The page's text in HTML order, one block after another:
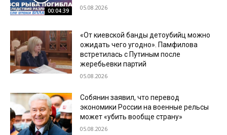
00:04:39 05.08.2026
«От киевской банды детоубийц можно
ожидать чего угодно». Памфилова
встретилась с Путиным после
жеребьевки партий
05.08.2026
Собянин заявил, что перевод
экономики России на военные рельсы
может «убить вообще страну»
05.08.2026